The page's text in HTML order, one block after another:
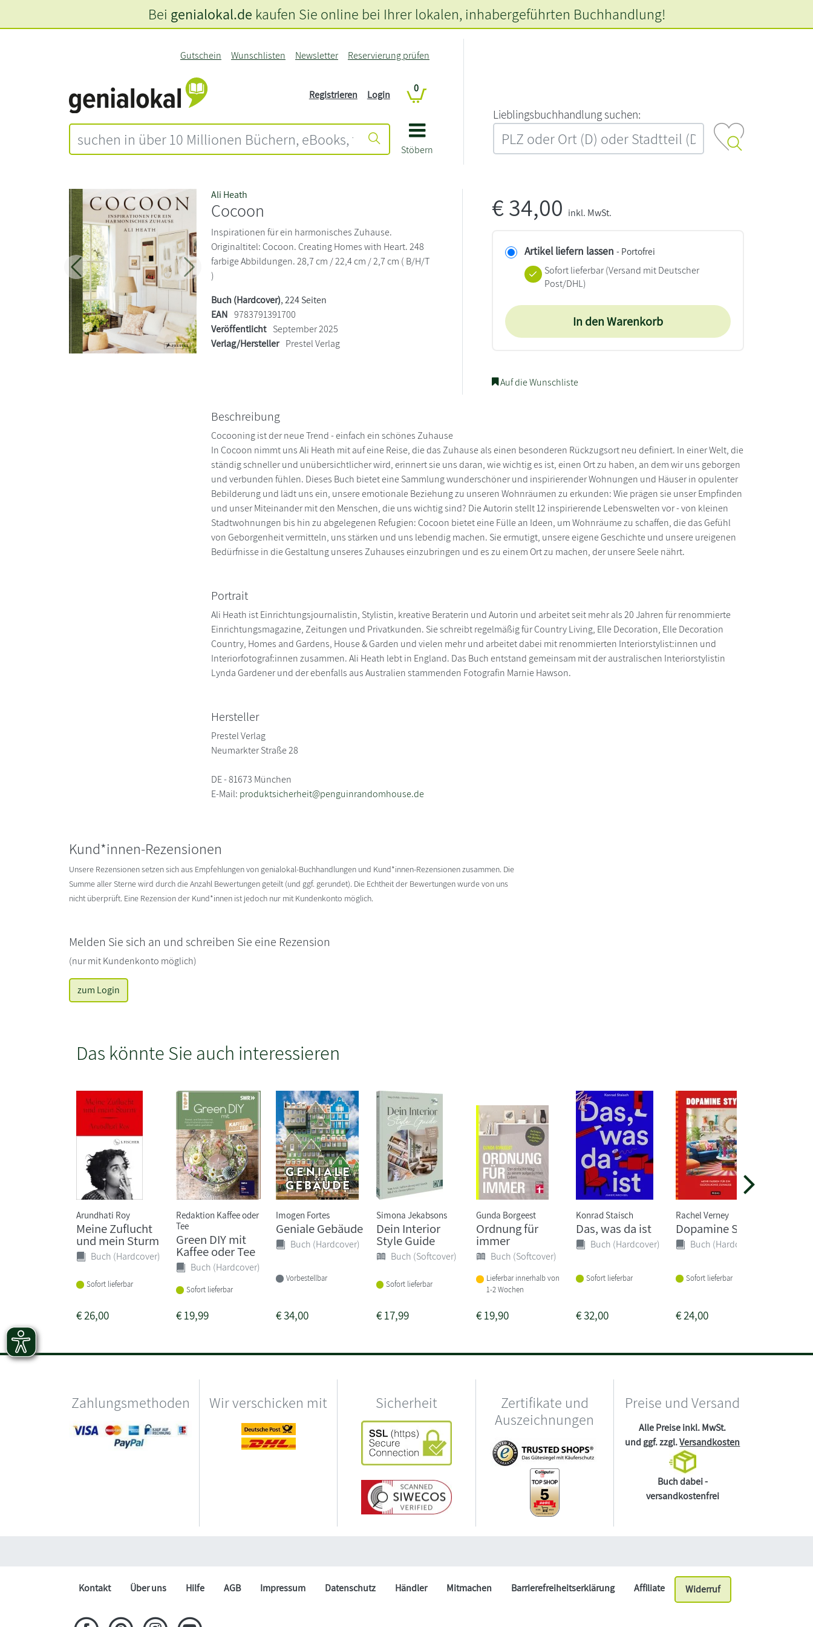
Stöbern
Gutschein Wunschlisten Newsletter Reservierung prüfen
Registrieren Login
0
L‍i‍e‍b‍l‍i‍n‍g‍s‍b‍u‍c‍h‍h‍a‍n‍d‍l‍u‍n‍g‍ ‍s‍u‍c‍h‍e‍n‍:‍
Bei genialokal.de kaufen Sie online bei Ihrer lokalen, inhabergeführten Buchhandlung!
Zurück Weiter
Ali Heath
Cocoon
Inspirationen für ein harmonisches Zuhause.
Originaltitel: Cocoon. Creating Homes with Heart. 248
farbige Abbildungen. 28,7 cm / 22,4 cm / 2,7 cm ( B/H/T
)
Buch (Hardcover), 224 Seiten
EAN 9783791391700
Veröffentlicht September 2025
Verlag/Hersteller Prestel Verlag
€34,00 inkl. MwSt.
Artikel liefern lassen - Portofrei
Sofort lieferbar(Versand mit Deutscher
Post/DHL)
In den Warenkorb
Auf die Wunschliste
Beschreibung
Cocooning ist der neue Trend - einfach ein schönes Zuhause
In Cocoon nimmt uns Ali Heath mit auf eine Reise, die das Zuhause als einen besonderen Rückzugsort neu definiert. In einer Welt, die
ständig schneller und unübersichtlicher wird, erinnert sie uns daran, wie wichtig es ist, einen Ort zu haben, an dem wir uns geborgen
und verbunden fühlen. Dieses Buch bietet eine Sammlung wunderschöner und inspirierender Wohnungen und Häuser in opulenter
Bebilderung und lädt uns ein, unsere emotionale Beziehung zu unseren Wohnräumen zu erkunden: Wie prägen sie unser Empfinden
und unser Miteinander mit den Menschen, die uns wichtig sind? Die Autorin stellt 12 inspirierende Lebenswelten vor - von kleinen
Stadtwohnungen bis hin zu abgelegenen Refugien: Cocoon bietet eine Fülle an Ideen, um Wohnräume zu schaffen, die das Gefühl
von Geborgenheit vermitteln, uns stärken und uns lebendig machen. Sie ermutigt, unsere eigene Geschichte und unsere ureigenen
Bedürfnisse in die Gestaltung unseres Zuhauses einzubringen und es zu einem Ort zu machen, der unsere Seele nährt.
Portrait
Ali Heath ist Einrichtungsjournalistin, Stylistin, kreative Beraterin und Autorin und arbeitet seit mehr als 20 Jahren für renommierte
Einrichtungsmagazine, Zeitungen und Privatkunden. Sie schreibt regelmäßig für Country Living, Elle Decoration, Elle Decoration
Country, Homes and Gardens, House & Garden und vielen mehr und arbeitet dabei mit renommierten Interiorstylist:innen und
Interiorfotograf:innen zusammen. Ali Heath lebt in England. Das Buch entstand gemeinsam mit der australischen Interiorstylistin
Lynda Gardener und der ebenfalls aus Australien stammenden Fotografin Marnie Hawson.
Hersteller
Prestel Verlag
Neumarkter Straße 28
DE - 81673 München
E-Mail: produktsicherheit@penguinrandomhouse.de
Kund*innen-Rezensionen
Unsere Rezensionen setzen sich aus Empfehlungen von genialokal-Buchhandlungen und Kund*innen-Rezensionen zusammen. Die
Summe aller Sterne wird durch die Anzahl Bewertungen geteilt (und ggf. gerundet). Die Echtheit der Bewertungen wurde von uns
nicht überprüft. Eine Rezension der Kund*innen ist jedoch nur mit Kundenkonto möglich.
Melden Sie sich an und schreiben Sie eine Rezension
(nur mit Kundenkonto möglich)
zum Login
Das könnte Sie auch interessieren
Arundhati Roy
Meine Zuflucht
und mein Sturm
Buch (Hardcover)
Sofort lieferbar
€26,00
Redaktion Kaffee oder
Tee
Green DIY mit
Kaffee oder Tee
Buch (Hardcover)
Sofort lieferbar
€19,99
Imogen Fortes
Geniale Gebäude
Buch (Hardcover)
Vorbestellbar
€34,00
Simona Jekabsons
Dein Interior
Style Guide
Buch (Softcover)
Sofort lieferbar
€17,99
Gunda Borgeest
Ordnung für
immer
Buch (Softcover)
Lieferbar innerhalb von
1-2 Wochen
€19,90
Konrad Staisch
Das, was da ist
Buch (Hardcover)
Sofort lieferbar
€32,00
Rachel Verney
Dopamine Style
Buch (Hardcover)
Sofort lieferbar
€24,00
Zahlungsmethoden Wir verschicken mit Sicherheit
Zertifikate und
Auszeichnungen
Preise und Versand
Alle Preise inkl. MwSt.
und ggf. zzgl.Versandkosten
Buch dabei -
versandkostenfrei
Kontakt Über uns Hilfe AGB Impressum Datenschutz Händler Mitmachen Barrierefreiheitserklärung Affiliate Widerruf